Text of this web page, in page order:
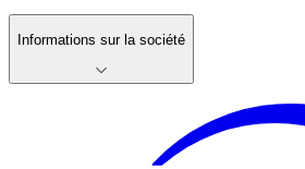
Informations sur la société